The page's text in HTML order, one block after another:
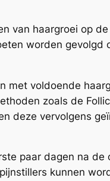
van haargroei op
worden gevolgd
met voldoende
zoals de
deze vervolgens
paar dagen na de
kunnen